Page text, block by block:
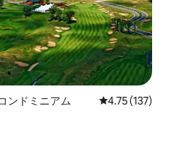
ンドミニアム レビュー137
4.75 (137)